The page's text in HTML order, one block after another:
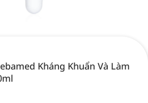
Kháng Khuẩn Và Làm